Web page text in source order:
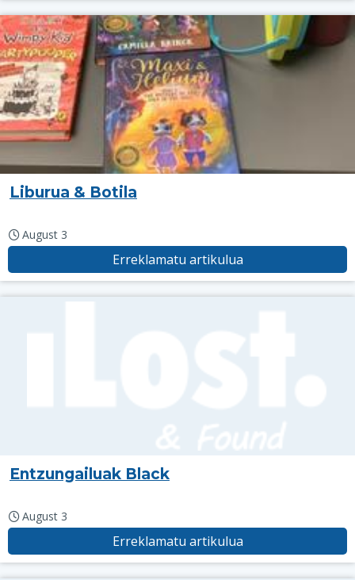
Liburua & Botila
August 3
Erreklamatu artikulua
Entzungailuak Black
August 3
Erreklamatu artikulua